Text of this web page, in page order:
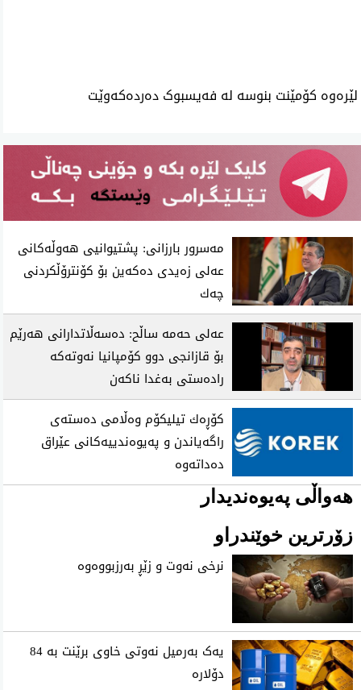
لێرەوە کۆمێنت بنوسە لە فەیسبوک دەردەکەوێت
مه‌سرور بارزانی: پشتیوانیی هه‌وڵه‌كانی
عه‌لی زه‌یدی ده‌كه‌ین بۆ كۆنترۆڵكردنی
چه‌ك
عه‌لی‌ حه‌مه‌ ساڵح: ده‌سه‌ڵاتدارانی‌ هه‌رێم
بۆ قازانجی‌ دوو كۆمپانیا نەوتەکە
راده‌ستی بەغدا ناكه‌ن
كۆڕه‌ك تیلیكۆم وه‌ڵامی ده‌سته‌ی
راگه‌یاندن و په‌یوه‌ندییه‌كانی‌ عێراق
ده‌داته‌وه‌
هەواڵی پەیوەندیدار
زۆرترین خوێندراو
نرخی نه‌وت و زێڕ به‌رزبووه‌وه‌
یەک بەرمیل نەوتی خاوی برێنت بە 84
دۆلارە